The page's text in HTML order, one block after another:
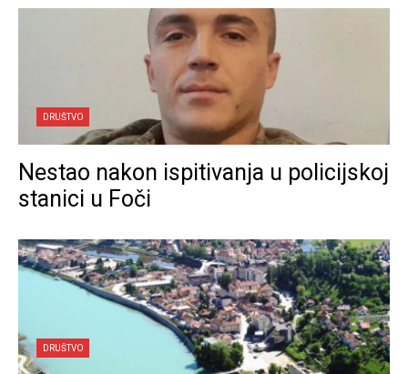
DRUŠTVO
Nestao nakon ispitivanja u policijskoj
stanici u Foči
DRUŠTVO